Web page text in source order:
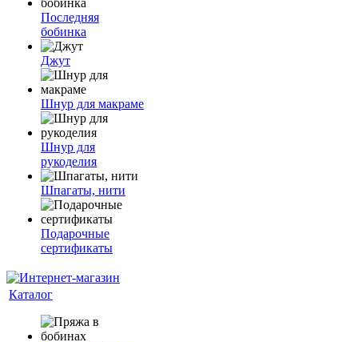
Последняя
бобинка
Джут
Шнур для макраме
Шнур для
рукоделия
Шпагаты, нити
Подарочные
сертификаты
Каталог